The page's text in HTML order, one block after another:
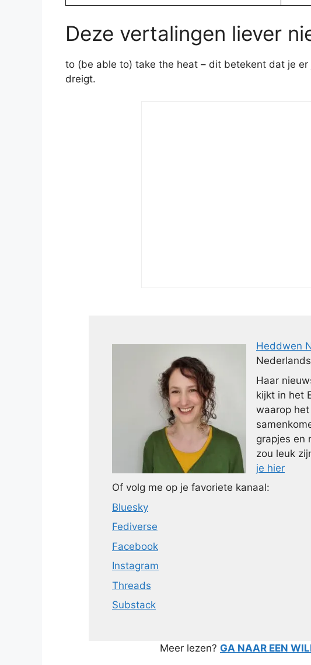
Deze vertalingen liever
to (be able to) take the heat – dit betekent dat je
dreigt.
Heddwen
Haar
kijkt in het
waarop
grapjes en
zou leuk
je hier
Of volg me op je favoriete kanaal:
Bluesky
Fediverse
Facebook
Instagram
Threads
Substack
Meer lezen? GA NAAR EEN